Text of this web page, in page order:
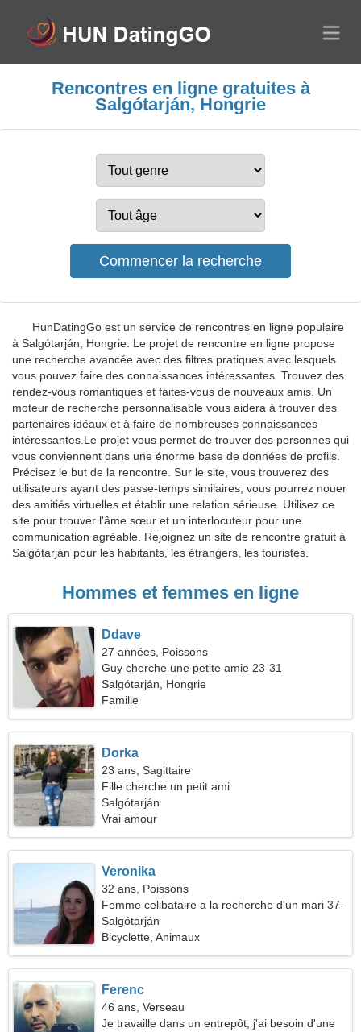
Rencontres en ligne gratuites à
Salgótarján, Hongrie
HunDatingGo est un service de rencontres en ligne populaire
à Salgótarján, Hongrie. Le projet de rencontre en ligne propose
une recherche avancée avec des filtres pratiques avec lesquels
vous pouvez faire des connaissances intéressantes. Trouvez des
rendez-vous romantiques et faites-vous de nouveaux amis. Un
moteur de recherche personnalisable vous aidera à trouver des
partenaires idéaux et à faire de nombreuses connaissances
intéressantes.Le projet vous permet de trouver des personnes qui
vous conviennent dans une énorme base de données de profils.
Précisez le but de la rencontre. Sur le site, vous trouverez des
utilisateurs ayant des passe-temps similaires, vous pourrez nouer
des amitiés virtuelles et établir une relation sérieuse. Utilisez ce
site pour trouver l'âme sœur et un interlocuteur pour une
communication agréable. Rejoignez un site de rencontre gratuit à
Salgótarján pour les habitants, les étrangers, les touristes.
Hommes et femmes en ligne
Ddave
27 années, Poissons
Guy cherche une petite amie 23-31
Salgótarján, Hongrie
Famille
Dorka
23 ans, Sagittaire
Fille cherche un petit ami
Salgótarján
Vrai amour
Veronika
32 ans, Poissons
Femme celibataire a la recherche d'un mari 37-
41
Salgótarján
Bicyclette, Animaux
Ferenc
46 ans, Verseau
Je travaille dans un entrepôt, j'ai besoin d'une